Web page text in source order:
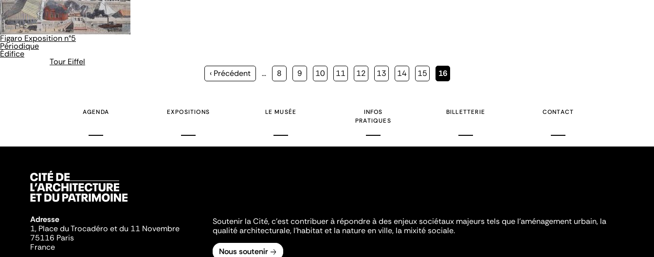
Figaro Exposition n°5
Périodique
Édifice
Tour Eiffel
Page
‹ Précédent … Page
8 Page
9 Page
10 Page
11 Page
12 Page
13 Page
14 Page
15
Page
16
AGENDA EXPOSITIONS LE MUSÉE
INFOS
PRATIQUES
BILLETTERIE CONTACT
Adresse
1, Place du Trocadéro et du 11 Novembre
75116 Paris
France
Soutenir la Cité, c'est contribuer à répondre à des enjeux sociétaux majeurs tels que l'aménagement urbain, la
qualité architecturale, l'habitat et la nature en ville, la mixité sociale.
Nous soutenir